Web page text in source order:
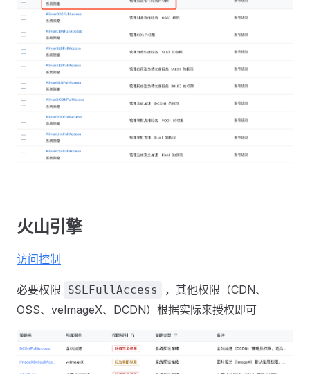
火山引擎
访问控制
必要权限 SSLFullAccess
，其他权限（CDN、
OSS、veImageX、DCDN）根据实际来授权即可